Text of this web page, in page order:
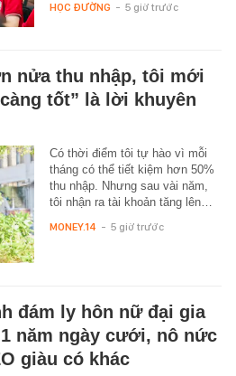
HỌC ĐƯỜNG - 5 giờ trước
nửa thu nhập, tôi mới
tốt” là lời khuyên
Có thời điểm tôi tự hào vì mỗi
tháng có thể tiết kiệm hơn 50%
thu nhập. Nhưng sau vài năm,
tôi nhận ra tài khoản tăng lên…
MONEY.14 - 5 giờ trước
đám ly hôn nữ đại gia
năm ngày cưới, nô nức
giàu có khác